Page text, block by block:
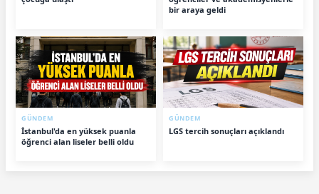
bir araya geldi
GÜNDEM
İstanbul'da en yüksek puanla
öğrenci alan liseler belli oldu
GÜNDEM
LGS tercih sonuçları açıklandı